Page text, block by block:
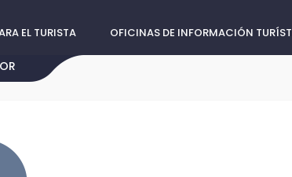
EL TURISTA OFICINAS DE INFORMACIÓN